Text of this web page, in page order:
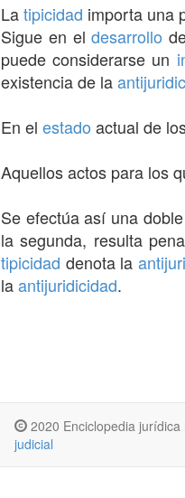
Latipicidad importa una
Sigue en eldesarrollo
puede considerarse un
existencia de la
En el estado actual de
Aquellos actos para los
Se efectúa así una doble
la segunda, resulta
tipicidad denota la
laantijuridicidad.
2020 Enciclopedia jurídica
judicial